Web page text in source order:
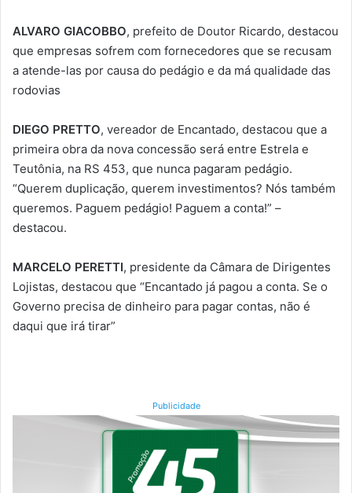
ALVARO GIACOBBO, prefeito de Doutor Ricardo, destacou
que empresas sofrem com fornecedores que se recusam
a atende-las por causa do pedágio e da má qualidade das
rodovias
DIEGO PRETTO, vereador de Encantado, destacou que a
primeira obra da nova concessão será entre Estrela e
Teutônia, na RS 453, que nunca pagaram pedágio.
“Querem duplicação, querem investimentos? Nós também
queremos. Paguem pedágio! Paguem a conta!” –
destacou.
MARCELO PERETTI, presidente da Câmara de Dirigentes
Lojistas, destacou que “Encantado já pagou a conta. Se o
Governo precisa de dinheiro para pagar contas, não é
daqui que irá tirar”
Publicidade